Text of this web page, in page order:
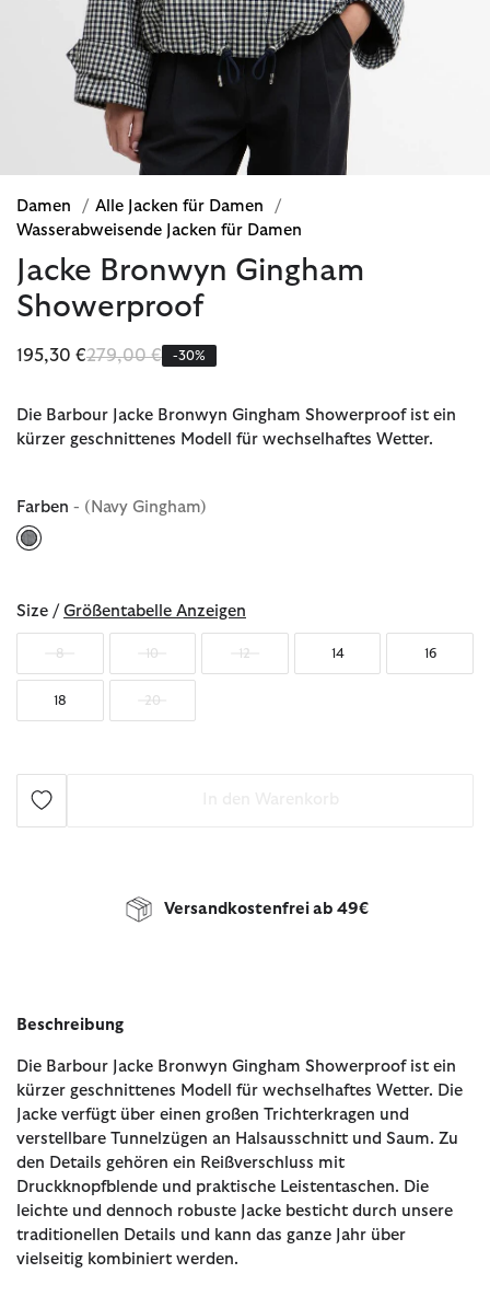
Damen / Alle Jacken für Damen
/
Wasserabweisende Jacken für Damen
Jacke Bronwyn Gingham
Showerproof
195,30 €Reduziert von
279,00 €bis-30%
Die Barbour Jacke Bronwyn Gingham Showerproof ist ein
kürzer geschnittenes Modell für wechselhaftes Wetter.
Farben - (Navy Gingham)
Size / Größentabelle Anzeigen
8 10 12 14 16
18 20
Versandkostenfrei ab 49€
Beschreibung
Die Barbour Jacke Bronwyn Gingham Showerproof ist ein
kürzer geschnittenes Modell für wechselhaftes Wetter. Die
Jacke verfügt über einen großen Trichterkragen und
verstellbare Tunnelzügen an Halsausschnitt und Saum. Zu
den Details gehören ein Reißverschluss mit
Druckknopfblende und praktische Leistentaschen. Die
leichte und dennoch robuste Jacke besticht durch unsere
traditionellen Details und kann das ganze Jahr über
vielseitig kombiniert werden.